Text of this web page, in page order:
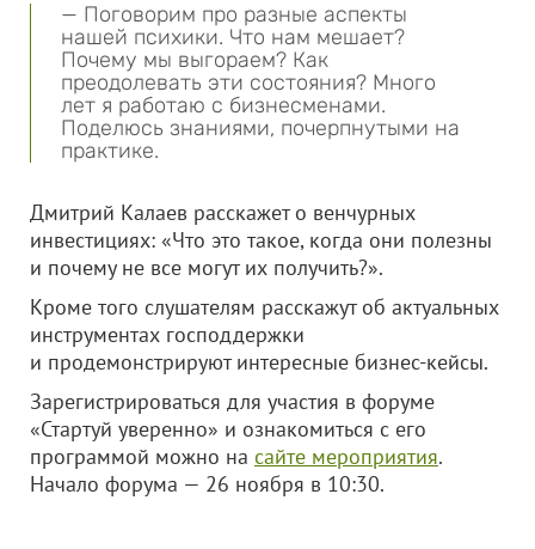
— Поговорим про разные аспекты
нашей психики. Что нам мешает?
Почему мы выгораем? Как
преодолевать эти состояния? Много
лет я работаю с бизнесменами.
Поделюсь знаниями, почерпнутыми на
практике.
Дмитрий Калаев расскажет о венчурных
инвестициях: «Что это такое, когда они полезны
и почему не все могут их получить?».
Кроме того слушателям расскажут об актуальных
инструментах господдержки
и продемонстрируют интересные бизнес-кейсы.
Зарегистрироваться для участия в форуме
«Стартуй уверенно» и ознакомиться с его
программой можно на сайте мероприятия.
Начало форума — 26 ноября в 10:30.